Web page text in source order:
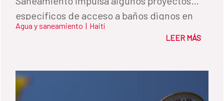
específicos de acceso a baños dignos en
Haití, uno de los países con más déficit en
Agua y saneamiento | Haití
LEER MÁS